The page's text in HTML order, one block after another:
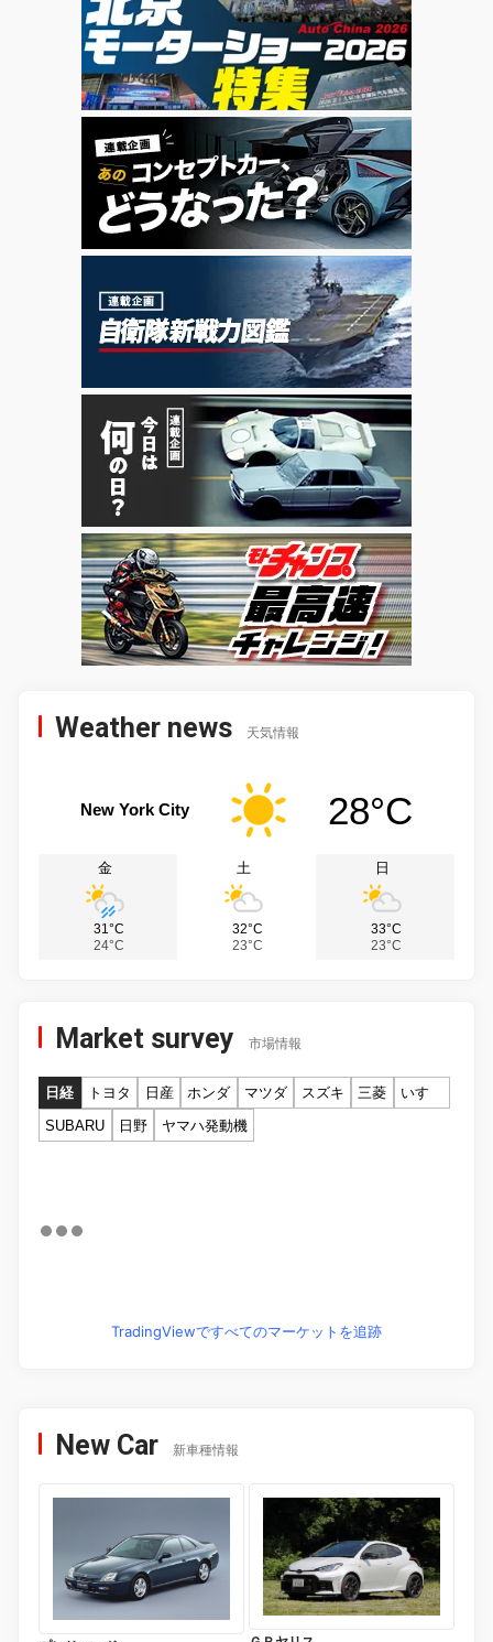
Weather news 天気情報
New York City 28°C
金
31°C
24°C
土
32°C
23°C
日
33°C
23°C
Market survey 市場情報
日経 トヨタ 日産 ホンダ マツダ スズキ 三菱
いすゞ
SUBARU
日野 ヤマハ発動機
TradingViewですべてのマーケットを追跡
New Car 新車種情報